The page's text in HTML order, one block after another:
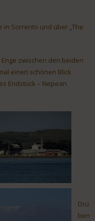
Sorrento und über „The
zwischen den beiden
einen schönen Blick
Endstück – Nepean
Drü
ben